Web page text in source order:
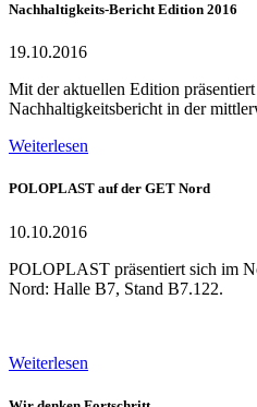
Nachhaltigkeits-Bericht Edition 2016
19.10.2016
Mit der aktuellen Edition
Nachhaltigkeitsbericht in der
Weiterlesen
POLOPLAST auf der GET Nord
10.10.2016
POLOPLAST präsentiert sich im
Nord: Halle B7, Stand B7.122.
Weiterlesen